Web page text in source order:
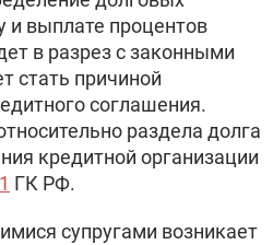
и выплате процентов
в разрез с законными
стать причиной
соглашения.
раздела долга
кредитной организации
ГК РФ.
супругами возникает